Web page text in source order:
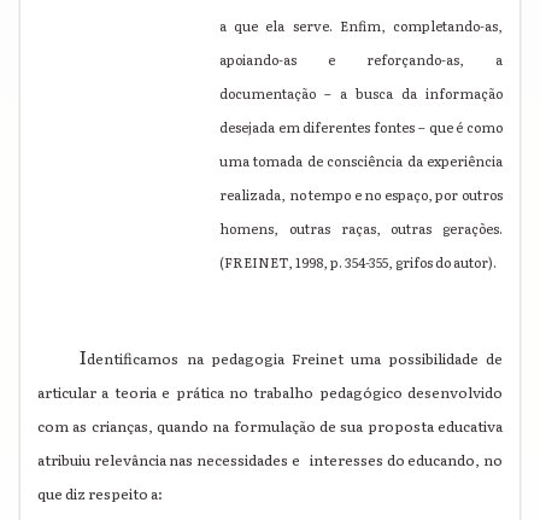
a que ela serve. Enfim, completando-as,
apoiando-as e reforçando-as, a
documentação – a busca da informação
desejada em diferentes fontes – que é como
uma tomada de consciência da experiência
realizada, no tempo e no espaço, por outros
homens, outras raças, outras gerações.
(FREINET, 1998, p. 354-355, grifos do autor).
Identificamos na pedagogia Freinet uma possibilidade de
articular a teoria e prática no trabalho pedagógico desenvolvido
com as crianças, quando na formulação de sua proposta educativa
atribuiu relevância nas necessidades e interesses do educando, no
que diz respeito a: